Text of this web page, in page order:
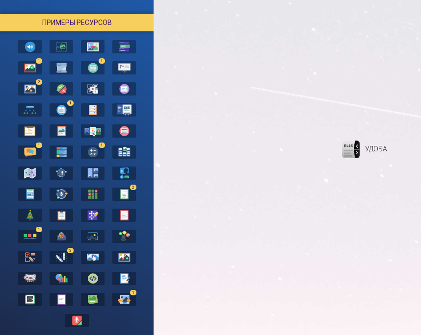
ПРИМЕРЫ РЕСУРСОВ
1 1
2
1
1 1
2
1
3
1
УДОБА